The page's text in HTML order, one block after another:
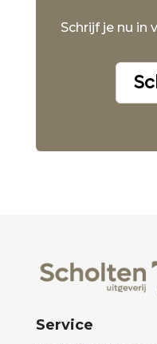
Schrijf je nu in
Service